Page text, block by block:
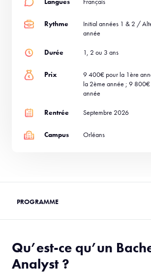
Rythme
Initial années 1 & 2 /
année
Durée 1, 2 ou 3 ans
Prix
9 400€ pour la 1ère
la 2ème année ; 9
année
Rentrée Septembre 2026
Campus Orléans
Qu’est-ce qu’un
Analyst ?